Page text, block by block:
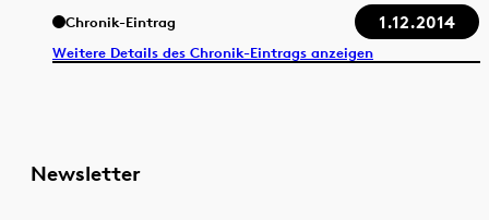
Chronik-Eintrag 1.12.2014
Weitere Details des Chronik-Eintrags anzeigen
Newsletter